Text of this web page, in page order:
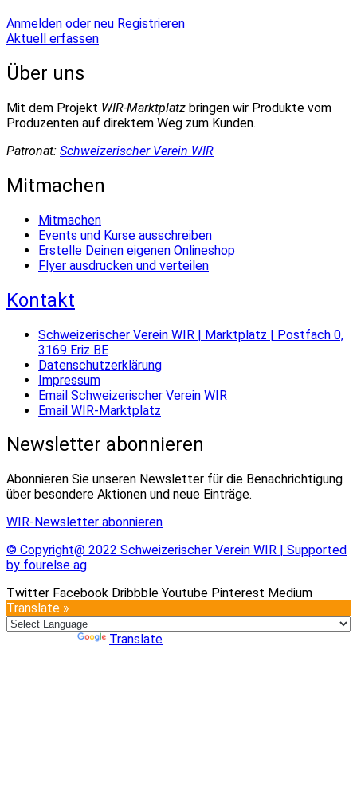
Anmelden oder neu Registrieren
Aktuell erfassen
Über uns
Mit dem Projekt WIR-Marktplatz bringen wir Produkte vom
Produzenten auf direktem Weg zum Kunden.
Patronat: Schweizerischer Verein WIR
Mitmachen
Mitmachen
Events und Kurse ausschreiben
Erstelle Deinen eigenen Onlineshop
Flyer ausdrucken und verteilen
Kontakt
Schweizerischer Verein WIR | Marktplatz | Postfach 0,
3169 Eriz BE
Datenschutzerklärung
Impressum
Email Schweizerischer Verein WIR
Email WIR-Marktplatz
Newsletter abonnieren
Abonnieren Sie unseren Newsletter für die Benachrichtigung
über besondere Aktionen und neue Einträge.
WIR-Newsletter abonnieren
© Copyright@ 2022 Schweizerischer Verein WIR | Supported
by fourelse ag
Twitter Facebook Dribbble Youtube Pinterest Medium
Translate »
Translate